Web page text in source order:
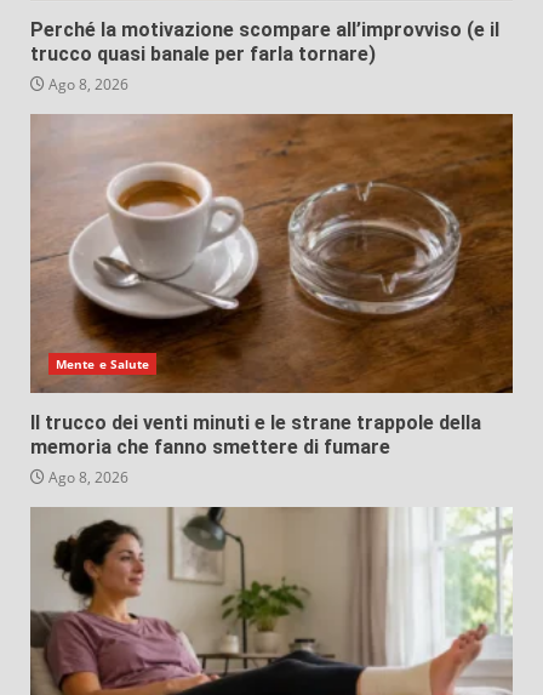
Perché la motivazione scompare all’improvviso (e il
trucco quasi banale per farla tornare)
Ago 8, 2026
Mente e Salute
Il trucco dei venti minuti e le strane trappole della
memoria che fanno smettere di fumare
Ago 8, 2026